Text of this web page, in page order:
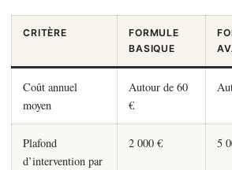
CRITÈRE
FORMULE
BASIQUE
Coût annuel
moyen
Autour de 60
€
Plafond
d’intervention par
2 000 € 5